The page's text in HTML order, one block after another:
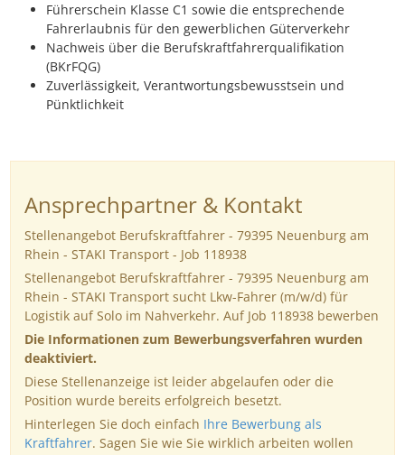
Führerschein Klasse C1 sowie die entsprechende
Fahrerlaubnis für den gewerblichen Güterverkehr
Nachweis über die Berufskraftfahrer­qualifikation
(BKrFQG)
Zuverlässigkeit, Verantwortungsbe­wusst­sein und
Pünktlichkeit
Ansprechpartner & Kontakt
Stellenangebot Berufskraftfahrer - 79395 Neuenburg am
Rhein - STAKI Transport - Job 118938
Stellenangebot Berufskraftfahrer - 79395 Neuenburg am
Rhein - STAKI Transport sucht Lkw-Fahrer (m/w/d) für
Logistik auf Solo im Nahverkehr. Auf Job 118938 bewerben
Die Informationen zum Bewerbungsverfahren wurden
deaktiviert.
Diese Stellenanzeige ist leider abgelaufen oder die
Position wurde bereits erfolgreich besetzt.
Hinterlegen Sie doch einfach Ihre Bewerbung als
Kraftfahrer. Sagen Sie wie Sie wirklich arbeiten wollen